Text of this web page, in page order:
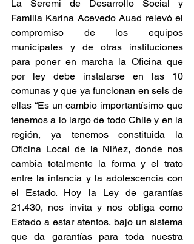
La Seremi de Desarrollo Social y
Familia Karina Acevedo Auad relevó el
compromiso de los equipos
municipales y de otras instituciones
para poner en marcha la Oficina que
por ley debe instalarse en las 10
comunas y que ya funcionan en seis de
ellas “Es un cambio importantísimo que
tenemos a lo largo de todo Chile y en la
región, ya tenemos constituida la
Oficina Local de la Niñez, donde nos
cambia totalmente la forma y el trato
entre la infancia y la adolescencia con
el Estado. Hoy la Ley de garantías
21.430, nos invita y nos obliga como
Estado a estar atentos, bajo un sistema
que da garantías para toda nuestra